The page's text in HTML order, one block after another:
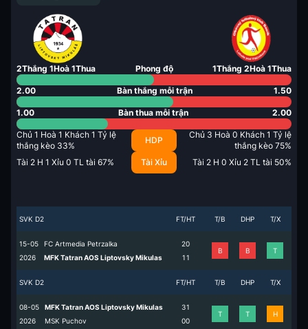
2Thắng 1Hoà 1Thua Phong độ 1Thắng 2Hoà 1Thua
2.00 Bàn thắng mỗi trận 1.50
1.00 Bàn thua mỗi trận 2.00
Chủ 1 Hoà 1 Khách 1 Tỷ lệ
thắng kèo 33%
HDP
Chủ 3 Hoà 0 Khách 1 Tỷ lệ
thắng kèo 75%
Tài 2 H 1 Xỉu 0 TL tài 67% Tài Xỉu Tài 2 H 0 Xỉu 2 TL tài 50%
SVK D2 FT/HT T/B DHP T/X
15-05
2026
FC Artmedia Petrzalka
MFK Tatran AOS Liptovsky Mikulas
2
1
0
1
B B T
SVK D2 FT/HT T/B DHP T/X
08-05
2026
MFK Tatran AOS Liptovsky Mikulas
MSK Puchov
3
0
1
0
T T H